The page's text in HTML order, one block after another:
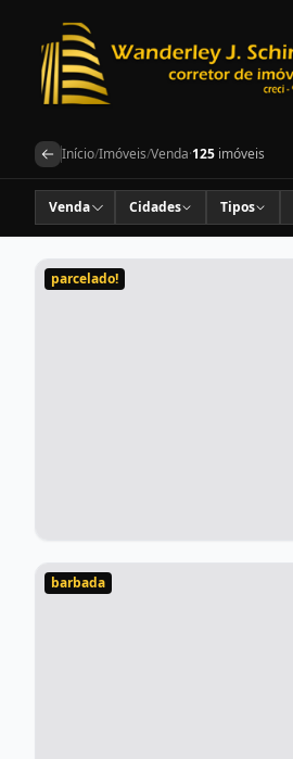
Início/Imóveis/Venda·125 imóveis
Venda Cidades Tipos
parcelado!
barbada